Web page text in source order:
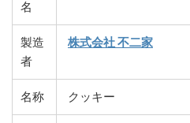
名
製造
者
株式会社 不二家
名称 クッキー